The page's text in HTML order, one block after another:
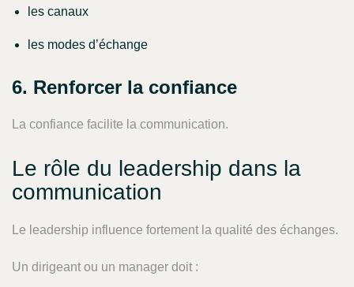
les canaux
les modes d’échange
6. Renforcer la confiance
La confiance facilite la communication.
Le rôle du leadership dans la
communication
Le leadership influence fortement la qualité des échanges.
Un dirigeant ou un manager doit :